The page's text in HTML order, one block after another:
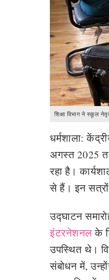
शिक्षा विभाग ने स्कूल
धर्मशाला:
अगस्त 2025
रहा है।
से हैं। इन
उद्घाटन
इंटरनेशनलके
उपस्थित थे।
संबोधन में,